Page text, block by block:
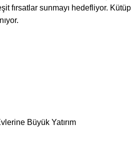
fırsatlar sunmayı hedefliyor.
Büyük Yatırım